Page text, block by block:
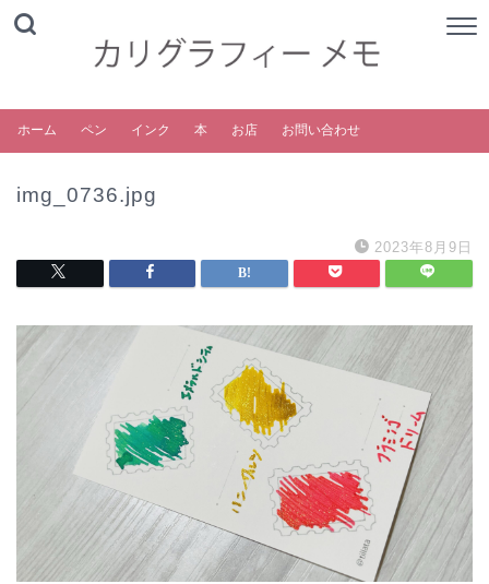
ホーム ペン インク 本 お店 お問い合わせ
img_0736.jpg
2023年8月9日